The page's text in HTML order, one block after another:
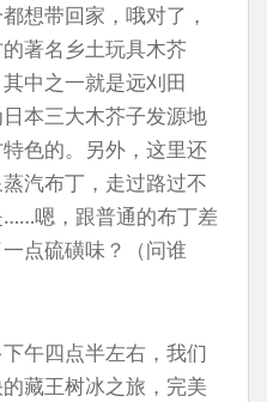
想带回家，哦对了，
著名乡土玩具木芥
中之一就是远刈田
本三大木芥子发源地
色的。另外，这里还
汽布丁，走过路过不
嗯，跟普通的布丁差
点硫磺味？（问谁
午四点半左右，我们
藏王树冰之旅，完美